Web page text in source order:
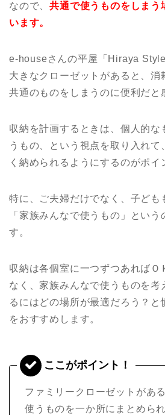
なので、共通で使うものをしまう
います。
e-houseさんの平屋「Hiraya
大きなクローゼットがあると、消
共通のものをしまうのに便利だと
収納を計画するときは、個人的な
うもの、という視点を取り入れて
く納められるようにするのがポイ
特に、ご夫婦だけでなく、子ども
「家族みんなで使うもの」とい
す。
収納は各個室に一つずつあればＯ
なく、家族みんなで使うものを考
るにはどの場所が最適だろう？と
をおすすめします。
ファミリークローゼットがあ
使うものを一か所にまとめられ